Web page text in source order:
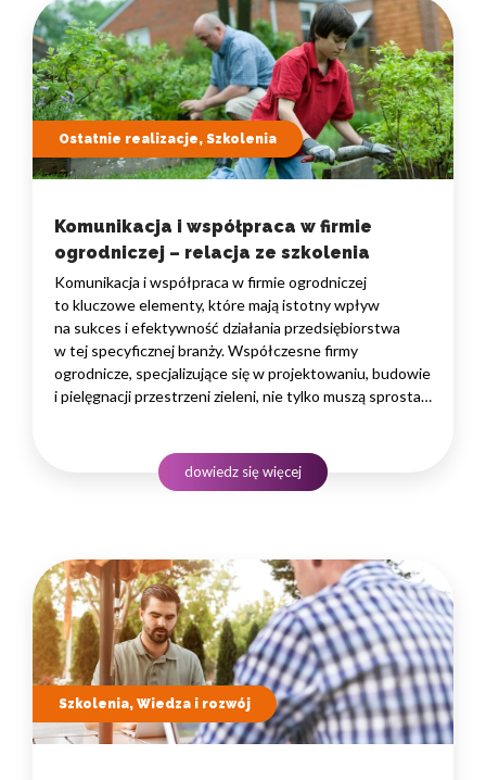
Ostatnie realizacje, Szkolenia
Komunikacja i współpraca w firmie
ogrodniczej – relacja ze szkolenia
Komunikacja i współpraca w firmie ogrodniczej
to kluczowe elementy, które mają istotny wpływ
na sukces i efektywność działania przedsiębiorstwa
w tej specyficznej branży. Współczesne firmy
ogrodnicze, specjalizujące się w projektowaniu, budowie
i pielęgnacji przestrzeni zieleni, nie tylko muszą sprostać
jak i z klientami. W kontekście branży ogrodniczej,
skuteczna komunikacja jest nieodzowna
dowiedz się więcej
Szkolenia, Wiedza i rozwój